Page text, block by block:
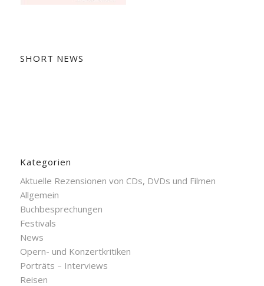
SHORT NEWS
Kategorien
Aktuelle Rezensionen von CDs, DVDs und Filmen
Allgemein
Buchbesprechungen
Festivals
News
Opern- und Konzertkritiken
Porträts – Interviews
Reisen